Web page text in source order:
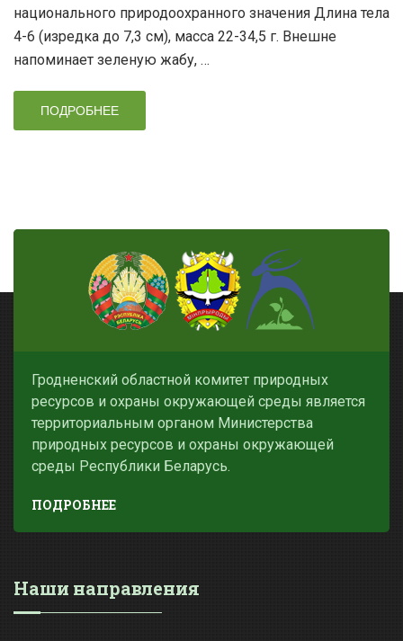
национального природоохранного значения Длина тела
4-6 (изредка до 7,3 см), масса 22-34,5 г. Внешне
напоминает зеленую жабу, …
ПОДРОБНЕЕ
Гродненский областной комитет природных
ресурсов и охраны окружающей среды является
территориальным органом Министерства
природных ресурсов и охраны окружающей
среды Республики Беларусь.
ПОДРОБНЕЕ
Наши направления